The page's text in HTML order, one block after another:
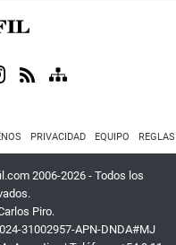
PRIVACIDAD EQUIPO
2006-2026 - Todos los
Piro.
31002957-APN-DNDA#MJ